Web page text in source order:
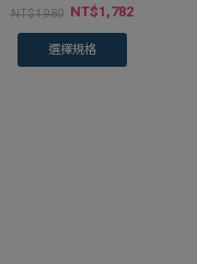
NT$1,980 NT$1,782
選擇規格